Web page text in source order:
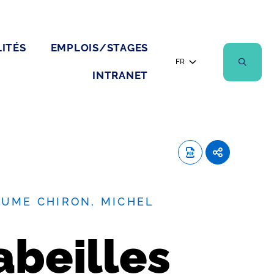
EMPLOIS/STAGES
INTRANET
FR
CHIRON, MICHEL